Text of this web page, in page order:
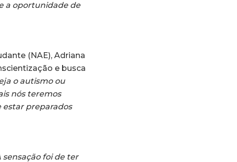
a oportunidade de
(NAE), Adriana
e busca
o autismo ou
nós teremos
estar preparados
sensação foi de ter